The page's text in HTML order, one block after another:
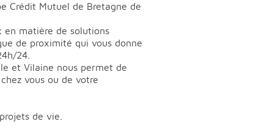
Crédit Mutuel de Bretagne de
en matière de solutions
de proximité qui vous donne
24.
et Vilaine nous permet de
vous ou de votre
de vie.